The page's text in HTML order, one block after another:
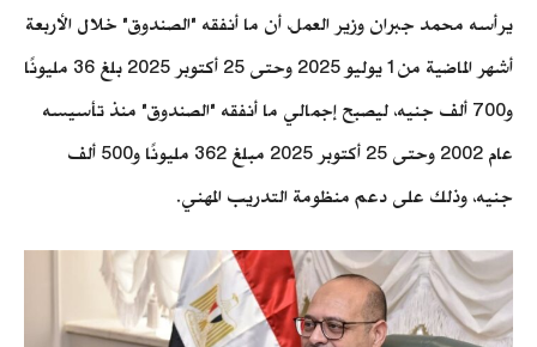
يرأسه محمد جبران وزير العمل، أن ما أنفقه "الصندوق" خلال الأربعة
أشهر الماضية من 1 يوليو 2025 وحتى 25 أكتوبر 2025 بلغ 36 مليونًا
و700 ألف جنيه، ليصبح إجمالي ما أنفقه "الصندوق" منذ تأسيسه
عام 2002 وحتى 25 أكتوبر 2025 مبلغ 362 مليونًا و500 ألف
جنيه، وذلك على دعم منظومة التدريب المهني.